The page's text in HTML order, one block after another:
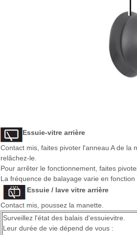
Essuie-vitre arrière
Contact mis, faites pivoter l'anneau A de
relâchez-le.
Pour arrêter le fonctionnement, faites
La fréquence de balayage varie en fonction
Essuie / lave vitre arrière
Contact mis, poussez la manette.
Surveillez l'état des balais d'essuievitre.
Leur durée de vie dépend de vous :